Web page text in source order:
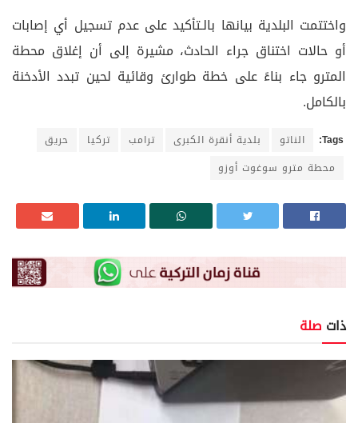
واختتمت البلدية بيانها بالـتأكيد على عدم تسجيل أي إصابات
أو حالات اختناق جراء الحادث، مشيرة إلى أن إغلاق محطة
المترو جاء بناءً على خطة طوارئ وقائية لحين تبدد الأدخنة
بالكامل.
Tags: الناتو بلدية أنقرة الكبرى ترامب تركيا
حريق
محطة مترو سوغوت أوزو
ذات صلة